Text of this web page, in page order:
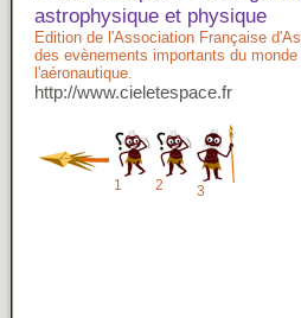
astrophysique et physique
Edition de l'Association Française
des evènements importants du
l'aéronautique.
http://www.cieletespace.fr
1 2 3